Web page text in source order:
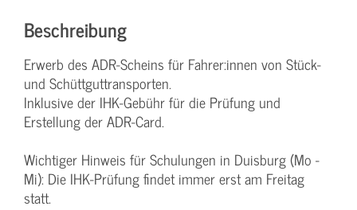
Beschreibung
Erwerb des ADR-Scheins für Fahrer:innen von Stück-
und Schüttguttransporten.
Inklusive der IHK-Gebühr für die Prüfung und
Erstellung der ADR-Card.
Wichtiger Hinweis für Schulungen in Duisburg (Mo -
Mi): Die IHK-Prüfung findet immer erst am Freitag
statt.